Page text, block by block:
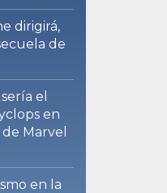
dirigirá,
de
el
en
Marvel
en la